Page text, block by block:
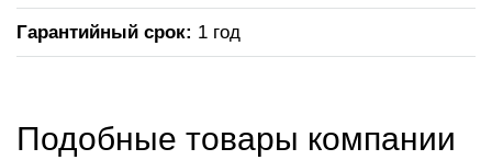
Гарантийный срок: 1 год
Подобные товары компании